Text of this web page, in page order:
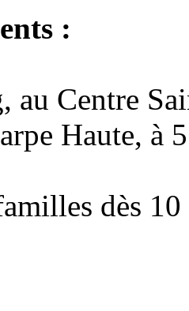
:
au Centre
Haute, à
dès 10